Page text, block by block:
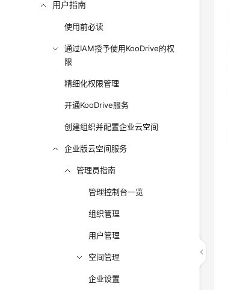
用户指南
使用前必读
通过IAM授予使用KooDrive的权
限
精细化权限管理
开通KooDrive服务
创建组织并配置企业云空间
企业版云空间服务
管理员指南
管理控制台一览
组织管理
用户管理
空间管理
企业设置